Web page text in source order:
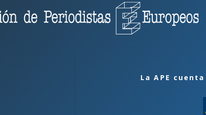
La APE